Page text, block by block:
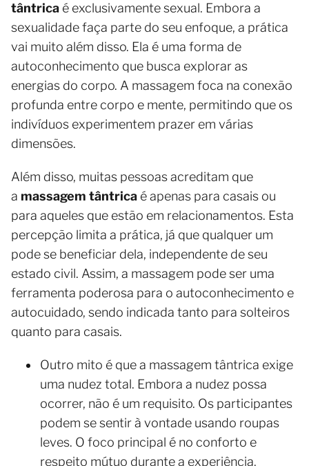
tântrica é exclusivamente sexual. Embora a
sexualidade faça parte do seu enfoque, a prática
vai muito além disso. Ela é uma forma de
autoconhecimento que busca explorar as
energias do corpo. A massagem foca na conexão
profunda entre corpo e mente, permitindo que os
indivíduos experimentem prazer em várias
dimensões.
Além disso, muitas pessoas acreditam que
a massagem tântrica é apenas para casais ou
para aqueles que estão em relacionamentos. Esta
percepção limita a prática, já que qualquer um
pode se beneficiar dela, independente de seu
estado civil. Assim, a massagem pode ser uma
ferramenta poderosa para o autoconhecimento e
autocuidado, sendo indicada tanto para solteiros
quanto para casais.
Outro mito é que a massagem tântrica exige
uma nudez total. Embora a nudez possa
ocorrer, não é um requisito. Os participantes
podem se sentir à vontade usando roupas
leves. O foco principal é no conforto e
respeito mútuo durante a experiência.